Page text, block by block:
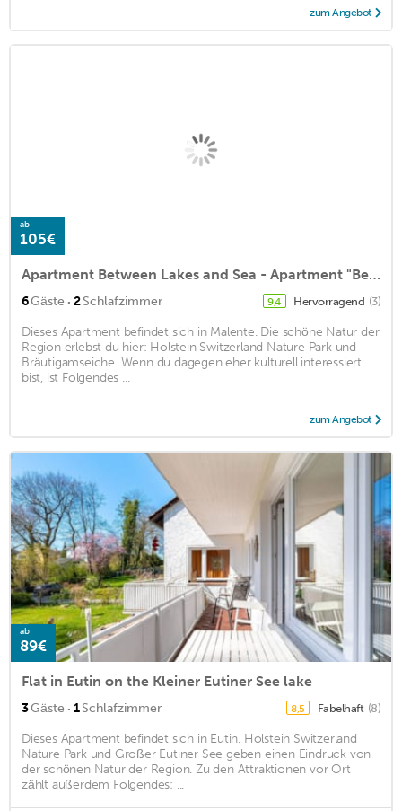
zum Angebot
ab
105€
Apartment Between Lakes and Sea - Apartment "Between Lakes and Sea"
6Gäste · 2Schlafzimmer 9,4 Hervorragend (3)
Dieses Apartment befindet sich in Malente. Die schöne Natur der
Region erlebst du hier: Holstein Switzerland Nature Park und
Bräutigamseiche. Wenn du dagegen eher kulturell interessiert
bist, ist Folgendes ...
zum Angebot
ab
89€
Flat in Eutin on the Kleiner Eutiner See lake
3Gäste · 1Schlafzimmer 8,5 Fabelhaft (8)
Dieses Apartment befindet sich in Eutin. Holstein Switzerland
Nature Park und Großer Eutiner See geben einen Eindruck von
der schönen Natur der Region. Zu den Attraktionen vor Ort
zählt außerdem Folgendes: ...